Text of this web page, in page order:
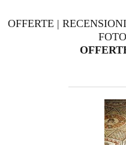
OFFERTE | RECENSIONI
FOTO